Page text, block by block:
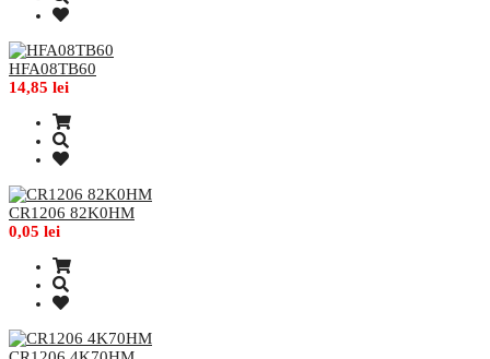
HFA08TB60
14,85 lei
CR1206 82K0HM
0,05 lei